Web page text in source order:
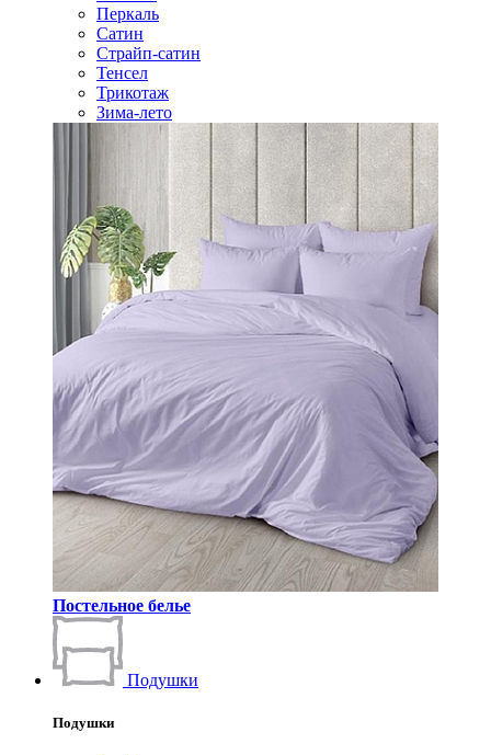
Перкаль
Сатин
Страйп-сатин
Тенсел
Трикотаж
Зима-лето
Постельное белье
Подушки
Подушки